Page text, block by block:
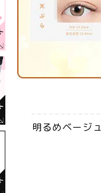
明るめベージ